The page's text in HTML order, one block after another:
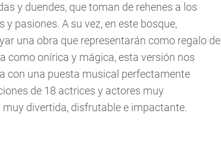
y duendes, que toman de rehenes a los
pasiones. A su vez, en este bosque,
una obra que representarán como regalo de
como onírica y mágica, esta versión nos
con una puesta musical perfectamente
de 18 actrices y actores muy
divertida, disfrutable e impactante.